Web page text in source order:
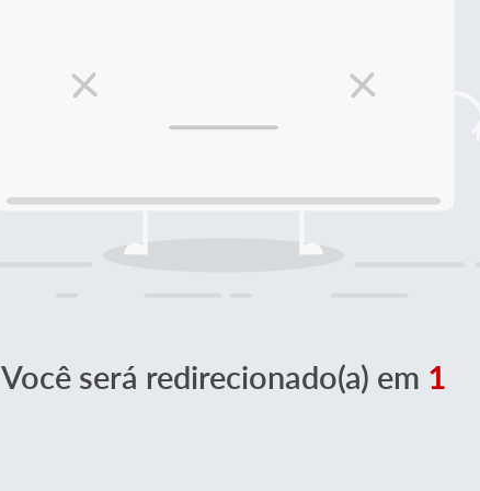
Você será redirecionado(a) em 1